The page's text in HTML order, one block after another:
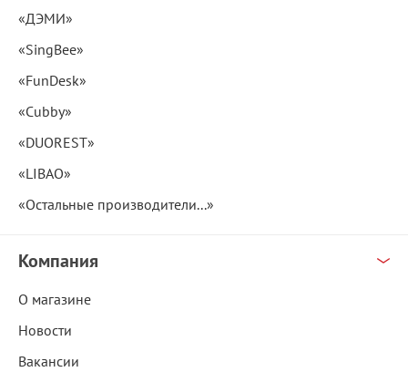
«ДЭМИ»
«SingBee»
«FunDesk»
«Cubby»
«DUOREST»
«LIBAO»
«Остальные производители...»
Компания
О магазине
Новости
Вакансии